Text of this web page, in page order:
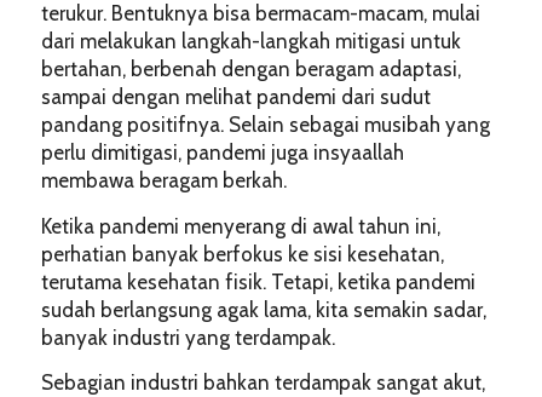
terukur. Bentuknya bisa bermacam-macam, mulai
dari melakukan langkah-langkah mitigasi untuk
bertahan, berbenah dengan beragam adaptasi,
sampai dengan melihat pandemi dari sudut
pandang positifnya. Selain sebagai musibah yang
perlu dimitigasi, pandemi juga insyaallah
membawa beragam berkah.
Ketika pandemi menyerang di awal tahun ini,
perhatian banyak berfokus ke sisi kesehatan,
terutama kesehatan fisik. Tetapi, ketika pandemi
sudah berlangsung agak lama, kita semakin sadar,
banyak industri yang terdampak.
Sebagian industri bahkan terdampak sangat akut,